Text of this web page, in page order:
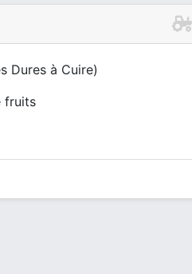
Dures à Cuire)
fruits